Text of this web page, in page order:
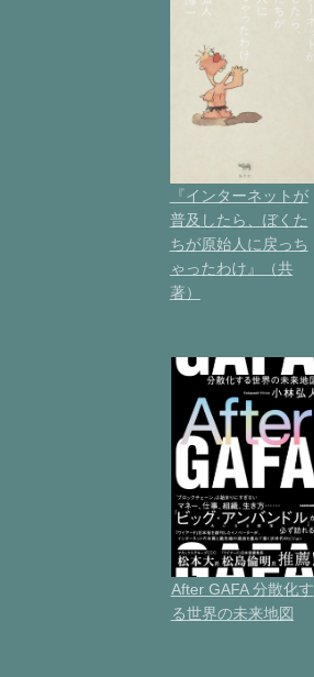
『インターネットが
普及したら、ぼくた
ちが原始人に戻っち
ゃったわけ』（共
著）
After GAFA 分散化す
る世界の未来地図